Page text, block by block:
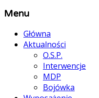
Menu
Główna
Aktualności
O.S.P.
Interwencje
MDP
Bojówka